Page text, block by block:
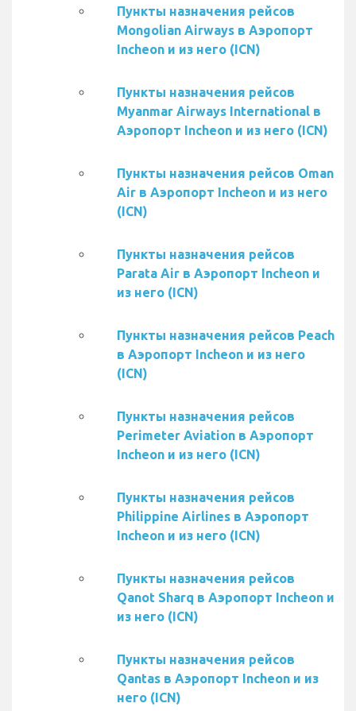
Пункты назначения рейсов
Mongolian Airways в Аэропорт
Incheon и из него (ICN)
Пункты назначения рейсов
Myanmar Airways International в
Аэропорт Incheon и из него (ICN)
Пункты назначения рейсов Oman
Air в Аэропорт Incheon и из него
(ICN)
Пункты назначения рейсов
Parata Air в Аэропорт Incheon и
из него (ICN)
Пункты назначения рейсов Peach
в Аэропорт Incheon и из него
(ICN)
Пункты назначения рейсов
Perimeter Aviation в Аэропорт
Incheon и из него (ICN)
Пункты назначения рейсов
Philippine Airlines в Аэропорт
Incheon и из него (ICN)
Пункты назначения рейсов
Qanot Sharq в Аэропорт Incheon и
из него (ICN)
Пункты назначения рейсов
Qantas в Аэропорт Incheon и из
него (ICN)